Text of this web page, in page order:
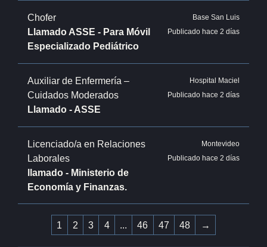
Chofer
Llamado ASSE - Para Móvil
Especializado Pediátrico
Base San Luis
Publicado hace 2 días
Auxiliar de Enfermería –
Cuidados Moderados
Llamado - ASSE
Hospital Maciel
Publicado hace 2 días
Licenciado/a en Relaciones
Laborales
llamado - Ministerio de
Economía y Finanzas.
Montevideo
Publicado hace 2 días
1 2 3 4 ... 46 47 48 →